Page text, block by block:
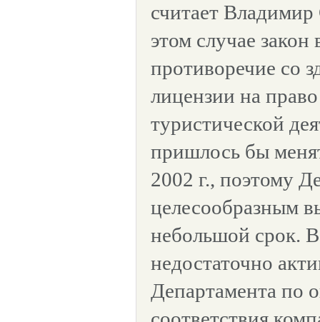
считает
этом случае закон
противоречие со
лицензии на
туристической
пришлось бы
2002 г., поэтому
целесообразным
небольшой срок.
недостаточно
Департамента по